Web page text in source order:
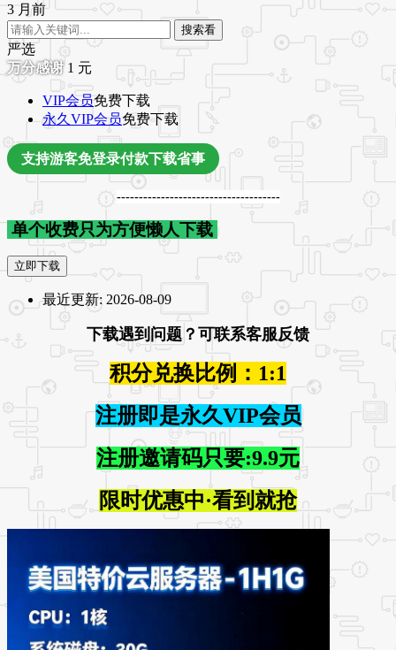
3 月前
搜索看
严选
1 元
VIP会员免费下载
永久VIP会员免费下载
支持游客免登录付款下载省事
-------------------------------------
单个收费只为方便懒人下载
立即下载
最近更新: 2026-08-09
下载遇到问题？可联系客服反馈
积分兑换比例：1:1
注册即是永久VIP会员
注册邀请码只要:9.9元
限时优惠中·看到就抢